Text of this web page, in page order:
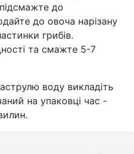
до
до овоча нарізану
грибів.
та смажте 5-7
воду викладіть
на упаковці час -